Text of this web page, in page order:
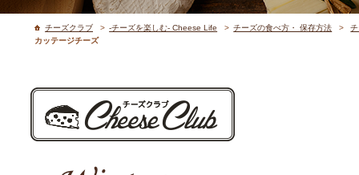
チーズクラブ > -チーズを楽しむ- Cheese Life > チーズの食べ方・ 保存方法 >
カッテージチーズ